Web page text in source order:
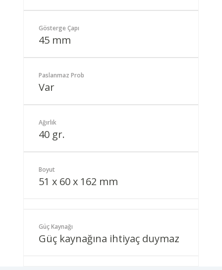
Gösterge Çapı
45 mm
Paslanmaz Prob
Var
Ağırlık
40 gr.
Boyut
51 x 60 x 162 mm
Güç Kaynağı
Güç kaynağına ihtiyaç duymaz